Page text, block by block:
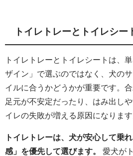
トイレトレーとトイレシー
トイレトレーとトイレシートは、
ザイン」で選ぶのではなく、犬の
イルに合うかどうかが重要です。
足元が不安定だったり、はみ出し
イレの失敗が増える原因になります
トイレトレーは、犬が安心して乗
感」を優先して選びます。
愛犬が